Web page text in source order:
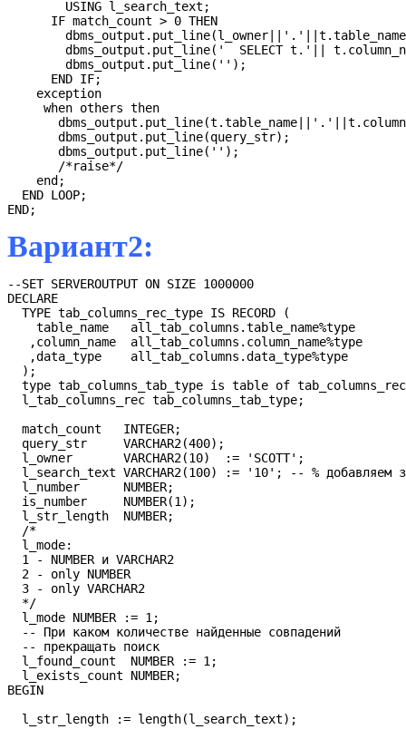
        USING l_search_text;
      IF match_count > 0 THEN
dbms_output.put_line('  SELECT t.'||
        dbms_output.put_line('');
      END IF;
    exception
     when others then
       dbms_output.put_line(query_str);
       dbms_output.put_line('');
       /*raise*/
    end;
  END LOOP;
END;
Вариант2:
--SET SERVEROUTPUT ON SIZE 1000000
DECLARE
  TYPE tab_columns_rec_type IS RECORD (
    table_name   all_tab_columns.table_name%type
   ,column_name  all_tab_columns.column_name%type
   ,data_type    all_tab_columns.data_type%type
  );
type tab_columns_tab_type is table of
  l_tab_columns_rec tab_columns_tab_type;
  match_count   INTEGER;
  query_str     VARCHAR2(400);
  l_owner       VARCHAR2(10)  := 'SCOTT';
l_search_text VARCHAR2(100) := '10'; -- % добавляем
  l_number      NUMBER;
  is_number     NUMBER(1);
  l_str_length  NUMBER;
  /*
  l_mode:
  1 - NUMBER и VARCHAR2
  2 - only NUMBER
  3 - only VARCHAR2
  */
  l_mode NUMBER := 1;
  -- При каком количестве найденные совпадений
  -- прекращать поиск
  l_found_count  NUMBER := 1;
  l_exists_count NUMBER;
BEGIN
  l_str_length := length(l_search_text);